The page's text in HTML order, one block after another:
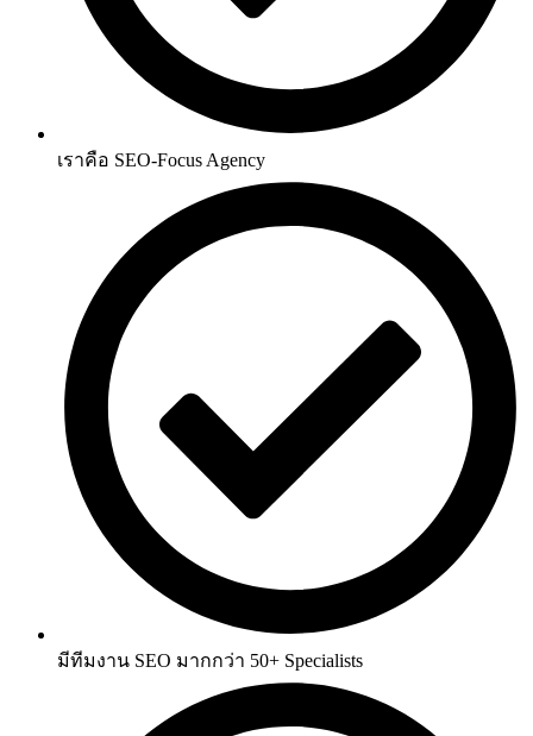
เราคือ SEO-Focus Agency
มีทีมงาน SEO มากกว่า 50+ Specialists